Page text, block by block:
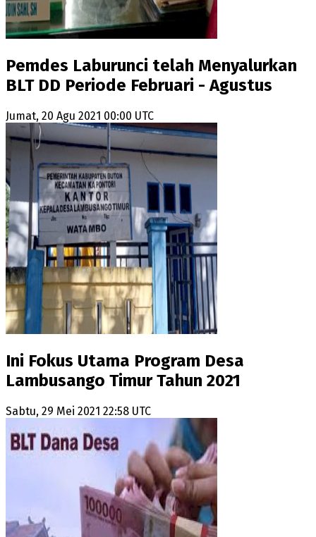
Pemdes Laburunci telah Menyalurkan
BLT DD Periode Februari - Agustus
Jumat, 20 Agu 2021 00:00 UTC
Ini Fokus Utama Program Desa
Lambusango Timur Tahun 2021
Sabtu, 29 Mei 2021 22:58 UTC